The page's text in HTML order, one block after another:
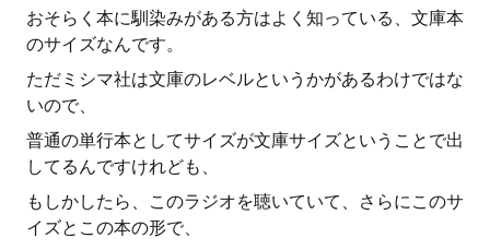
おそらく本に馴染みがある方はよく知っている、文庫本
のサイズなんです。
ただミシマ社は文庫のレベルというかがあるわけではな
いので、
普通の単行本としてサイズが文庫サイズということで出
してるんですけれども、
もしかしたら、このラジオを聴いていて、さらにこのサ
イズとこの本の形で、